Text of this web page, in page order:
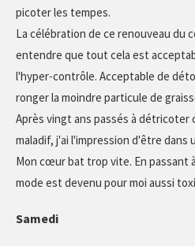
picoter les tempes.
La célébration de ce renouveau du
entendre que tout cela est
l'hyper-contrôle. Acceptable de
ronger la moindre particule de
Après vingt ans passés à détricoter
maladif, j'ai l'impression d'être dans
Mon cœur bat trop vite. En passant
mode est devenu pour moi aussi
Samedi